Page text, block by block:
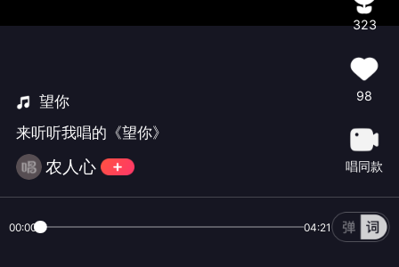
望你
来听听我唱的《望你》
农人心
323
98
唱同款
00:00 04:21